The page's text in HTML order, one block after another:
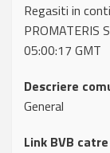
Regasiti in
PROMATERIS
05:00:17 GMT
Descriere
General
Link BVB